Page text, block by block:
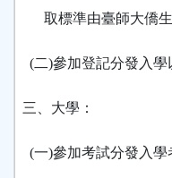
取標準由臺師大僑生
(二)參加登記分發入
三、大學：
(一)參加考試分發入